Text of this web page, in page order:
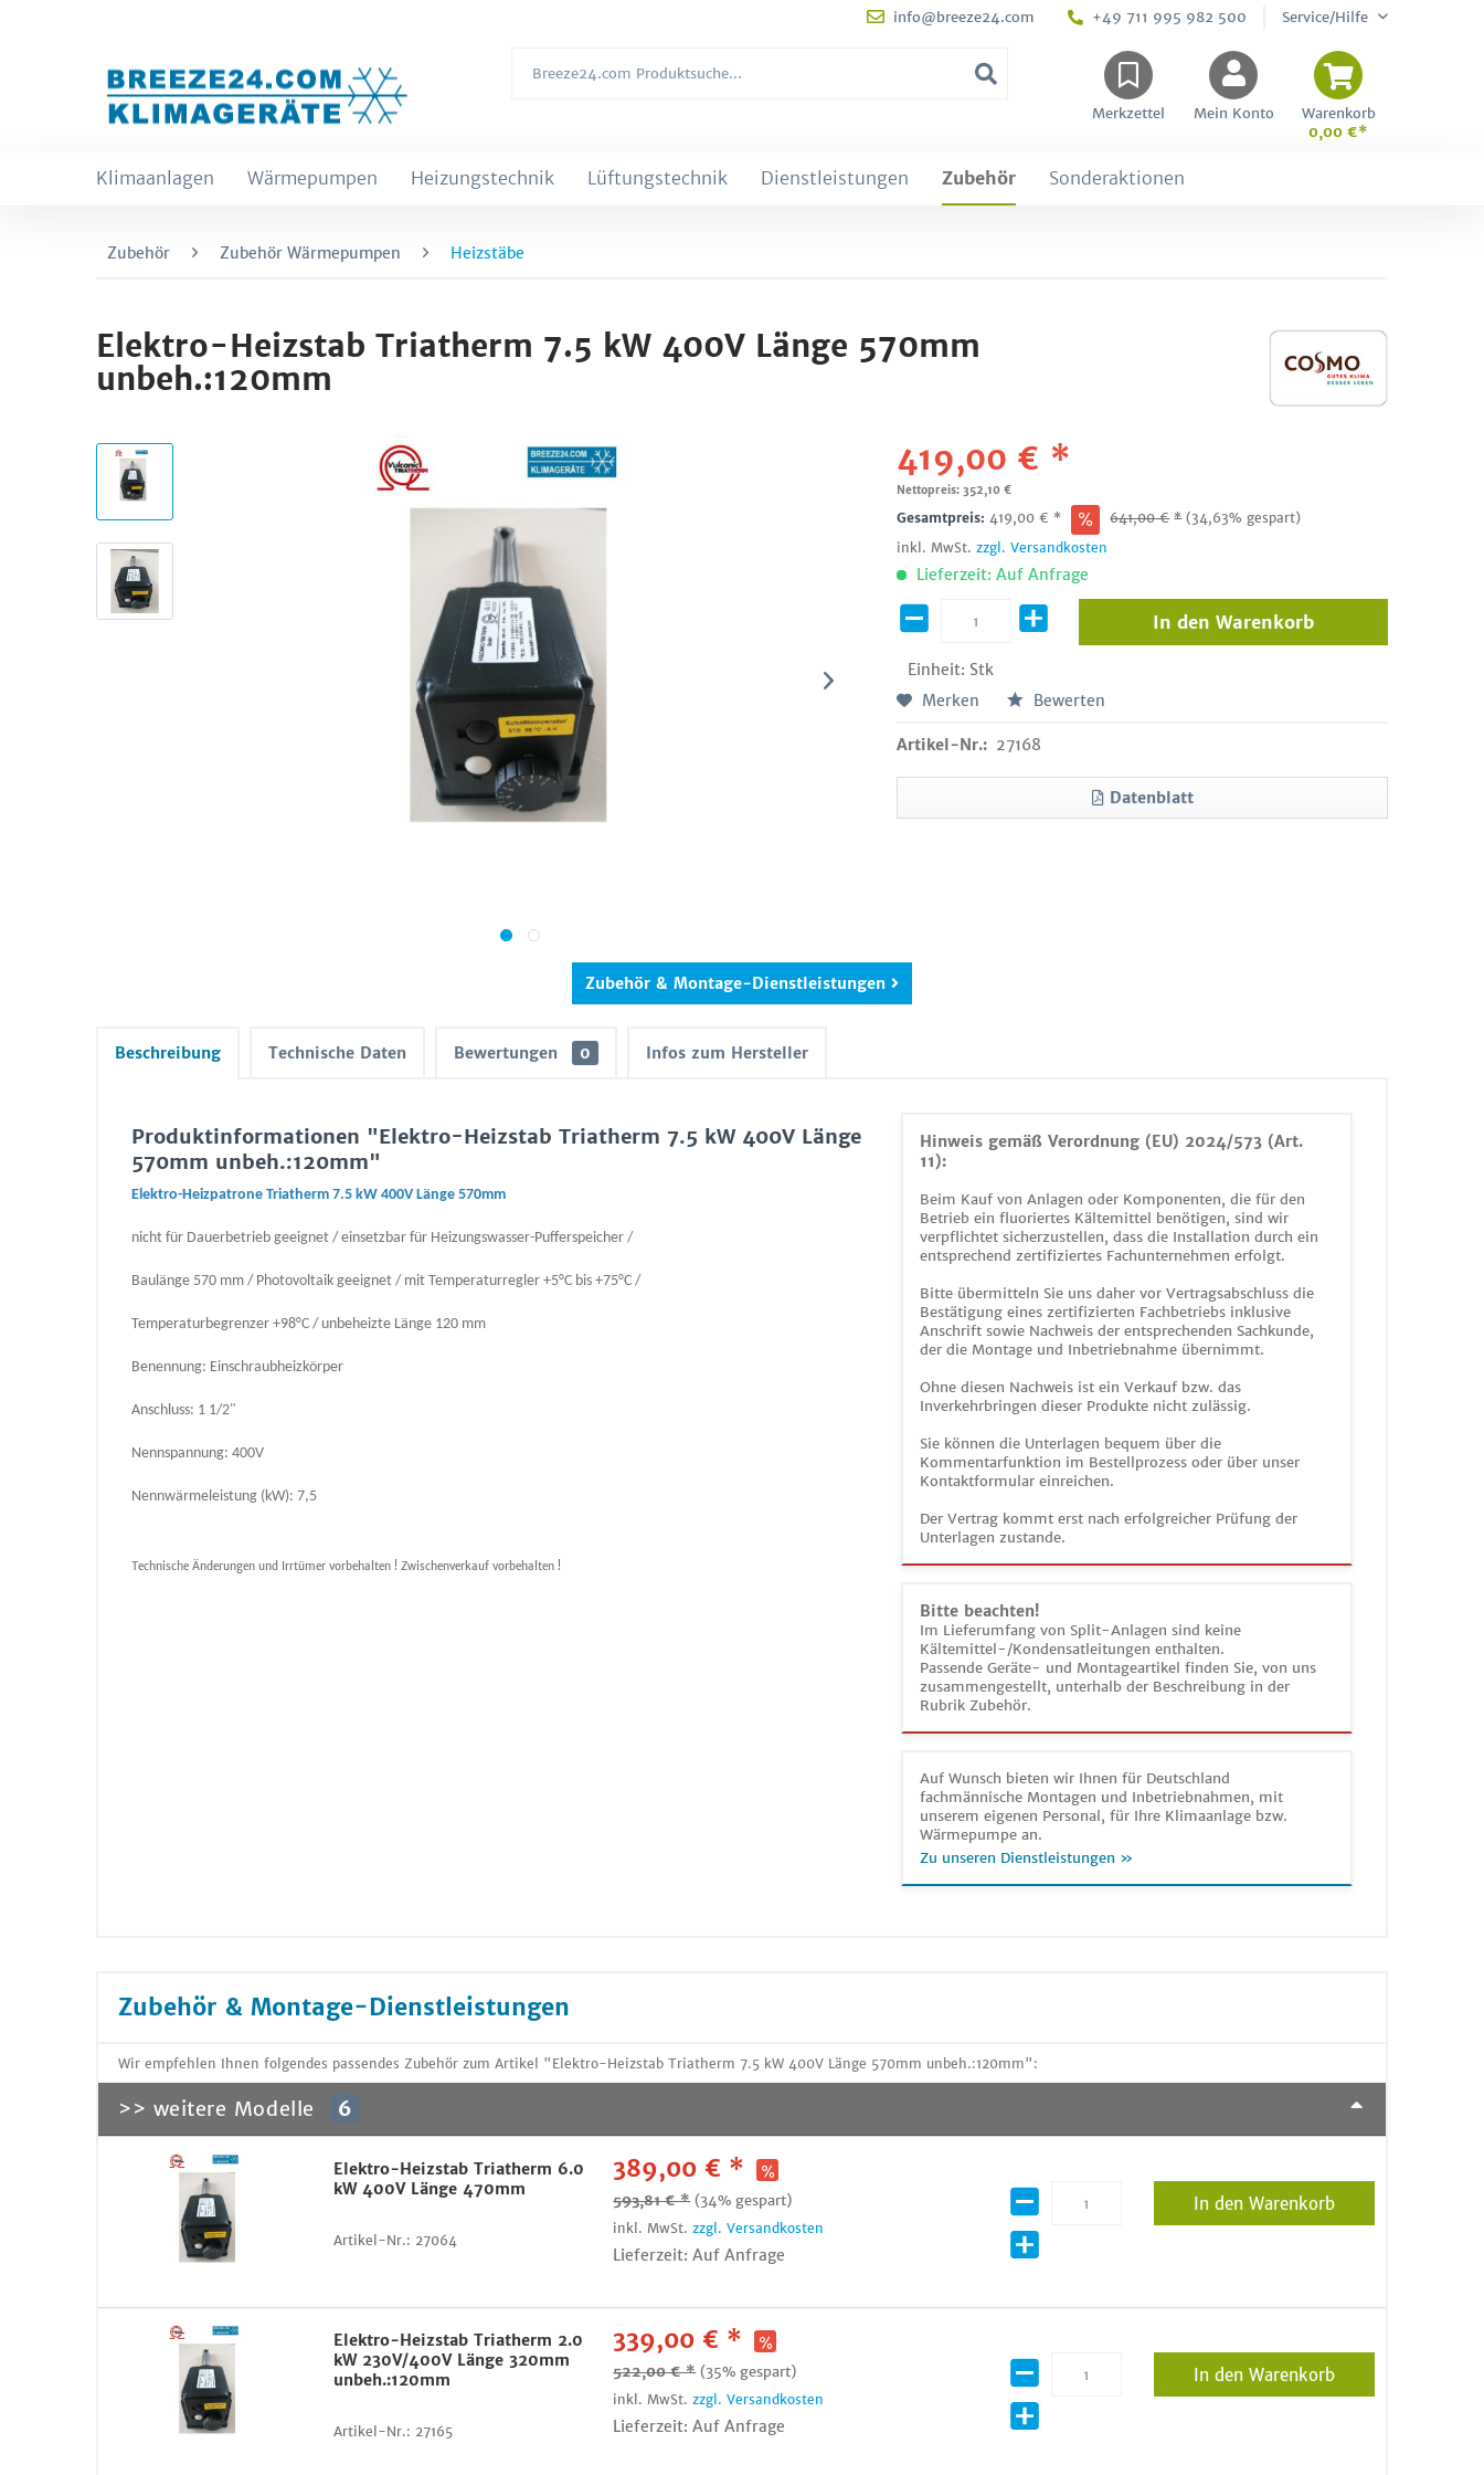
info@breeze24.com +49 711 995 982 500 Service/Hilfe
Merkzettel Mein Konto
Warenkorb
0,00 €*
Klimaanlagen Wärmepumpen Heizungstechnik Lüftungstechnik Dienstleistungen Zubehör Sonderaktionen
Zubehör Zubehör Wärmepumpen Heizstäbe
Elektro-Heizstab Triatherm 7.5 kW 400V Länge 570mm
unbeh.:120mm
419,00 € *
Nettopreis: 352,10 €
Gesamtpreis:419,00 € * 641,00€ * (34,63% gespart)
inkl. MwSt.zzgl. Versandkosten
Lieferzeit: Auf Anfrage
Einheit: Stk
In den Warenkorb
Merken Bewerten
Artikel-Nr.: 27168
Datenblatt
Zubehör & Montage-Dienstleistungen
Beschreibung Technische Daten Bewertungen 0 Infos zum Hersteller
Hinweis gemäß Verordnung (EU) 2024/573 (Art.
11):
Beim Kauf von Anlagen oder Komponenten, die für den
Betrieb ein fluoriertes Kältemittel benötigen, sind wir
verpflichtet sicherzustellen, dass die Installation durch ein
entsprechend zertifiziertes Fachunternehmen erfolgt.
Bitte übermitteln Sie uns daher vor Vertragsabschluss die
Bestätigung eines zertifizierten Fachbetriebs inklusive
Anschrift sowie Nachweis der entsprechenden Sachkunde,
der die Montage und Inbetriebnahme übernimmt.
Ohne diesen Nachweis ist ein Verkauf bzw. das
Inverkehrbringen dieser Produkte nicht zulässig.
Sie können die Unterlagen bequem über die
Kommentarfunktion im Bestellprozess oder über unser
Kontaktformular einreichen.
Der Vertrag kommt erst nach erfolgreicher Prüfung der
Unterlagen zustande.
Bitte beachten!
Im Lieferumfang von Split-Anlagen sind keine
Kältemittel-/Kondensatleitungen enthalten.
Passende Geräte- und Montageartikel finden Sie, von uns
zusammengestellt, unterhalb der Beschreibung in der
Rubrik Zubehör.
Auf Wunsch bieten wir Ihnen für Deutschland
fachmännische Montagen und Inbetriebnahmen, mit
unserem eigenen Personal, für Ihre Klimaanlage bzw.
Wärmepumpe an.
Zu unseren Dienstleistungen »
Produktinformationen "Elektro-Heizstab Triatherm 7.5 kW 400V Länge
570mm unbeh.:120mm"
Elektro-Heizpatrone Triatherm 7.5 kW 400V Länge 570mm
nicht für Dauerbetrieb geeignet / einsetzbar für Heizungswasser-Pufferspeicher /
Baulänge 570 mm / Photovoltaik geeignet / mit Temperaturregler +5°C bis +75°C /
Temperaturbegrenzer +98°C / unbeheizte Länge 120 mm
Benennung: Einschraubheizkörper
Anschluss: 1 1/2"
Nennspannung: 400V
Nennwärmeleistung (kW): 7,5
Technische Änderungen und Irrtümer vorbehalten ! Zwischenverkauf vorbehalten !
Zubehör & Montage-Dienstleistungen
Wir empfehlen Ihnen folgendes passendes Zubehör zum Artikel "Elektro-Heizstab Triatherm 7.5 kW 400V Länge 570mm unbeh.:120mm":
>> weitere Modelle 6
Elektro-Heizstab Triatherm 6.0
kW 400V Länge 470mm
Artikel-Nr.: 27064
389,00 € *
593,81 € * (34% gespart)
inkl. MwSt.zzgl. Versandkosten
Lieferzeit: Auf Anfrage
In den Warenkorb
Elektro-Heizstab Triatherm 2.0
kW 230V/400V Länge 320mm
unbeh.:120mm
Artikel-Nr.: 27165
339,00 € *
522,00 € * (35% gespart)
inkl. MwSt.zzgl. Versandkosten
Lieferzeit: Auf Anfrage
In den Warenkorb